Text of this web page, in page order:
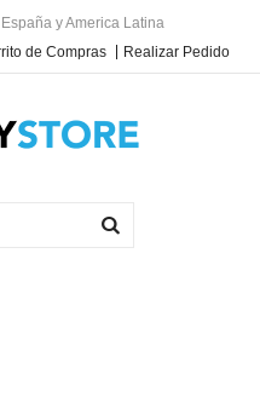
y America Latina
de Compras Realizar Pedido